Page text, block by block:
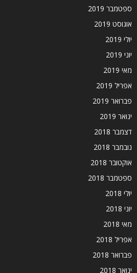
ספטמבר 2019
אוגוסט 2019
יולי 2019
יוני 2019
מאי 2019
אפריל 2019
פברואר 2019
ינואר 2019
דצמבר 2018
נובמבר 2018
אוקטובר 2018
ספטמבר 2018
יולי 2018
יוני 2018
מאי 2018
אפריל 2018
פברואר 2018
ינואר 2018